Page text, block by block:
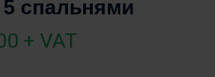
спальнями
+ VAT